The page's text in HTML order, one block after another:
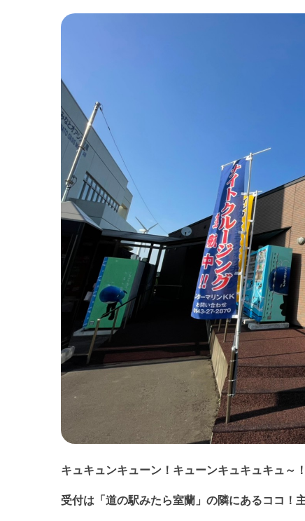
キュキュンキューン！キューンキュキュキュ～！
受付は「道の駅みたら室蘭」の隣にあるココ！